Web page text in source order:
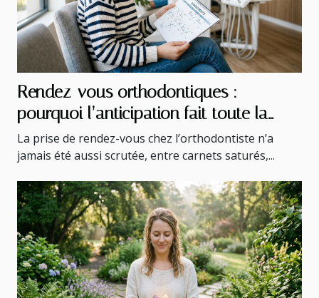
Rendez-vous orthodontiques :
pourquoi l’anticipation fait toute la
différence
La prise de rendez-vous chez l’orthodontiste n’a
jamais été aussi scrutée, entre carnets saturés,...